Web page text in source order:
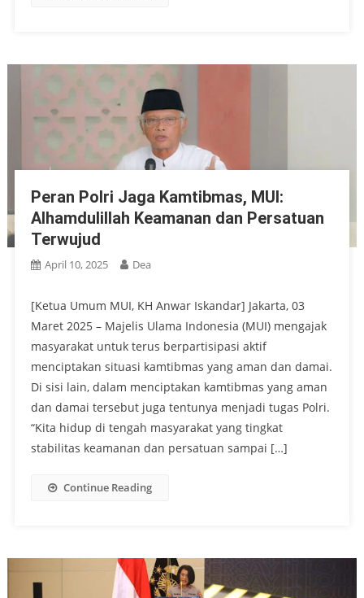
Peran Polri Jaga Kamtibmas, MUI:
Alhamdulillah Keamanan dan Persatuan
Terwujud
April 10, 2025 Dea
[Ketua Umum MUI, KH Anwar Iskandar] Jakarta, 03
Maret 2025 – Majelis Ulama Indonesia (MUI) mengajak
masyarakat untuk terus berpartisipasi aktif
menciptakan situasi kamtibmas yang aman dan damai.
Di sisi lain, dalam menciptakan kamtibmas yang aman
dan damai tersebut juga tentunya menjadi tugas Polri.
“Kita hidup di tengah masyarakat yang tingkat
stabilitas keamanan dan persatuan sampai […]
Continue Reading